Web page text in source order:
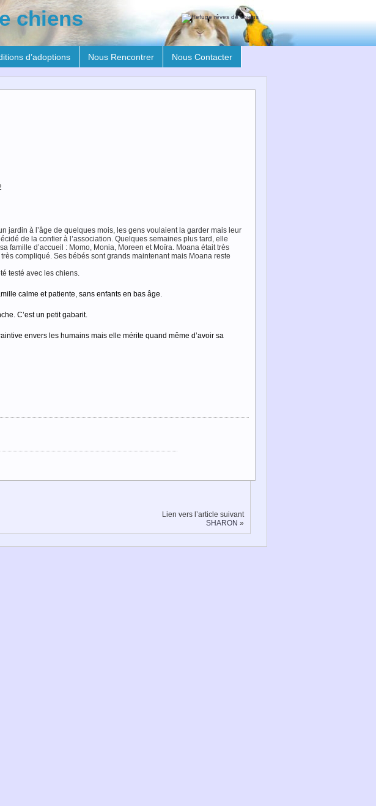
chiens
d’adoptions Nous Rencontrer Nous Contacter
jardin à l’âge de quelques mois, les gens voulaient la garder mais leur
de la confier à l’association. Quelques semaines plus tard, elle
famille d’accueil : Momo, Monia, Moreen et Moïra. Moana était très
compliqué. Ses bébés sont grands maintenant mais Moana reste
testé avec les chiens.
calme et patiente, sans enfants en bas âge.
C’est un petit gabarit.
envers les humains mais elle mérite quand même d’avoir sa
Lien vers l’article suivant
SHARON »